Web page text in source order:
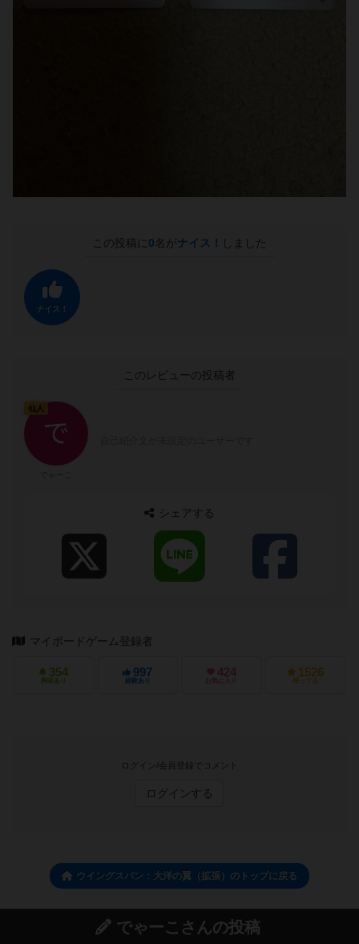
この投稿に 0名がナイス！ しました
ナイス！
このレビューの投稿者
仙人
シェアする
マイボードゲーム登録者
354
興味あり
997
経験あり
424
お気に入り
1526
持ってる
ログイン/会員登録でコメント
ログインする
ウイングスパン：大洋の翼（拡張）のトップに戻る
でゃーこさんの投稿